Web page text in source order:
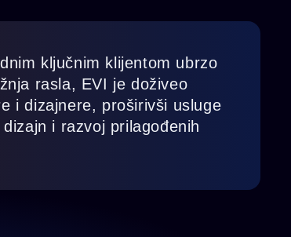
ključnim klijentom ubrzo
rasla, EVI je doživeo
i dizajnere, proširivši usluge
i razvoj prilagođenih